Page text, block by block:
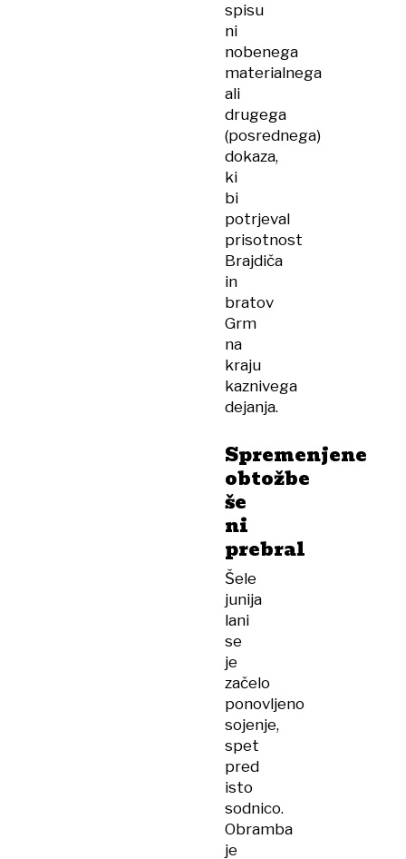
spisu
ni
nobenega
materialnega
ali
drugega
(posrednega)
dokaza,
ki
bi
potrjeval
prisotnost
Brajdiča
in
bratov
Grm
na
kraju
kaznivega
dejanja.
Spremenjene
obtožbe
še
ni
prebral
Šele
junija
lani
se
je
začelo
ponovljeno
sojenje,
spet
pred
isto
sodnico.
Obramba
je